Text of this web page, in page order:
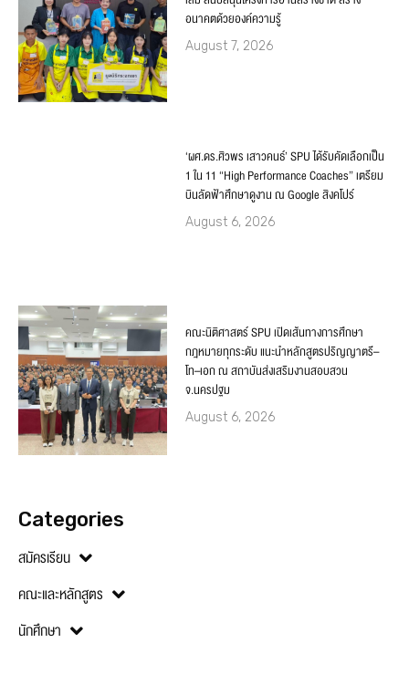
อนาคตด้วยองค์ความรู้
August 7, 2026
‘ผศ.ดร.ศิวพร เสาวคนธ์’ SPU ได้รับคัดเลือกเป็น
1 ใน 11 “High Performance Coaches” เตรียม
บินลัดฟ้าศึกษาดูงาน ณ Google สิงคโปร์
August 6, 2026
คณะนิติศาสตร์ SPU เปิดเส้นทางการศึกษา
กฎหมายทุกระดับ แนะนำหลักสูตรปริญญาตรี–
โท–เอก ณ สถาบันส่งเสริมงานสอบสวน
จ.นครปฐม
August 6, 2026
Categories
สมัครเรียน
คณะและหลักสูตร
นักศึกษา